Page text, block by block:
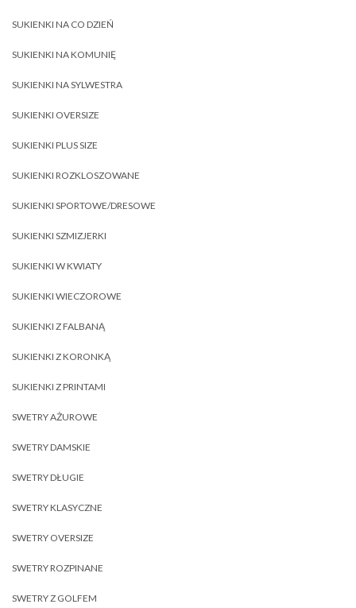
SUKIENKI NA CO DZIEŃ
SUKIENKI NA KOMUNIĘ
SUKIENKI NA SYLWESTRA
SUKIENKI OVERSIZE
SUKIENKI PLUS SIZE
SUKIENKI ROZKLOSZOWANE
SUKIENKI SPORTOWE/DRESOWE
SUKIENKI SZMIZJERKI
SUKIENKI W KWIATY
SUKIENKI WIECZOROWE
SUKIENKI Z FALBANĄ
SUKIENKI Z KORONKĄ
SUKIENKI Z PRINTAMI
SWETRY AŻUROWE
SWETRY DAMSKIE
SWETRY DŁUGIE
SWETRY KLASYCZNE
SWETRY OVERSIZE
SWETRY ROZPINANE
SWETRY Z GOLFEM